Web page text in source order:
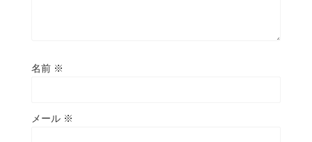
名前 ※
メール ※